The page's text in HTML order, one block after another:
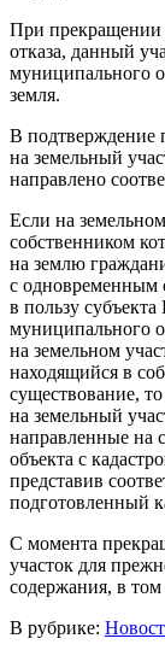
При прекращении
отказа, данный
муниципального
земля.
В подтверждение
на земельный
направлено
Если на
собственником
на землю
с одновременным
в пользу
муниципального
на земельном
находящийся в
существование,
на земельный
направленные на
объекта с
представив
подготовленный
С момента
участок для
содержания, в том
В рубрике: